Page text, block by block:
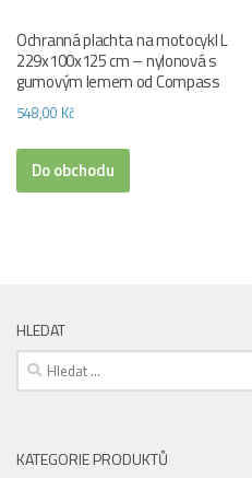
Ochranná plachta na motocykl L
229x100x125 cm – nylonová s
gumovým lemem od Compass
548,00 Kč
Do obchodu
HLEDAT
Vyhledávání
KATEGORIE PRODUKTŮ